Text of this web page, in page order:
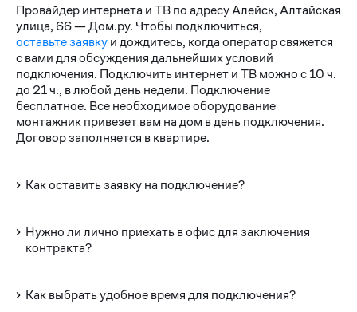
Провайдер интернета и ТВ по адресу Алейск, Алтайская
улица, 66 — Дом.ру. Чтобы подключиться,
оставьте заявкуи дождитесь, когда оператор свяжется
с вами для обсуждения дальнейших условий
подключения. Подключить интернет и ТВ можно с 10 ч.
до 21 ч., в любой день недели. Подключение
бесплатное. Все необходимое оборудование
монтажник привезет вам на дом в день подключения.
Договор заполняется в квартире.
Как оставить заявку на подключение?
Нужно ли лично приехать в офис для заключения
контракта?
Как выбрать удобное время для подключения?